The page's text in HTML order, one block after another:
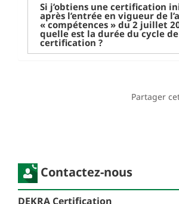
Si j’obtiens une certification
après l’entrée en vigueur de
« compétences » du 2 juillet
quelle est la durée du cycle de
certification ?
Partager
Contactez-nous
DEKRA Certification